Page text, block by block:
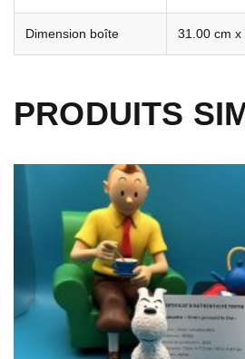
Dimension boîte 31.00 cm x
PRODUITS